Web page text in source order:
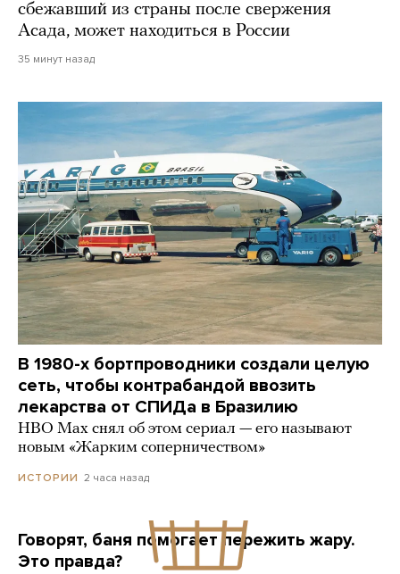
сбежавший из страны после свержения
Асада, может находиться в России
35 минут назад
В 1980-х бортпроводники создали целую
сеть, чтобы контрабандой ввозить
лекарства от СПИДа в Бразилию
HBO Max снял об этом сериал — его называют
новым «Жарким соперничеством»
ИСТОРИИ 2 часа назад
Говорят, баня помогает пережить жару.
Это правда?